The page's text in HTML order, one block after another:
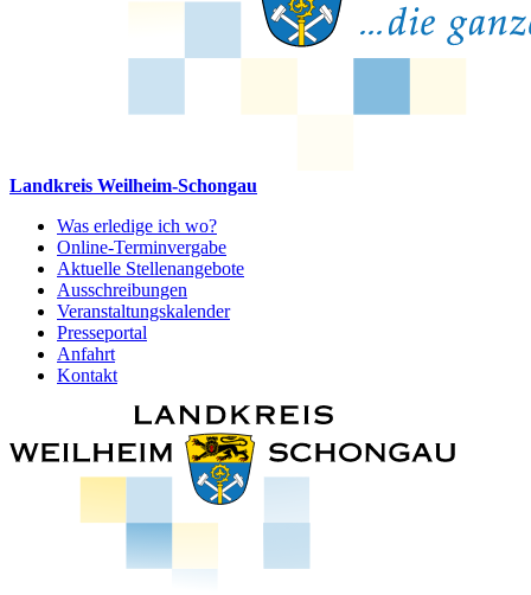
Landkreis Weilheim-Schongau
Was erledige ich wo?
Online-Terminvergabe
Aktuelle Stellenangebote
Ausschreibungen
Veranstaltungskalender
Presseportal
Anfahrt
Kontakt